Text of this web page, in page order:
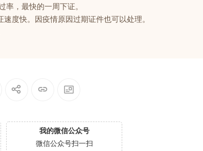
率，最快的一周下证。
度快。因疫情原因过期证件也可以处理。
我的微信公众号
微信公众号扫一扫